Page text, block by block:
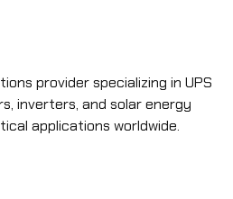
provider specializing in UPS
inverters, and solar energy
applications worldwide.